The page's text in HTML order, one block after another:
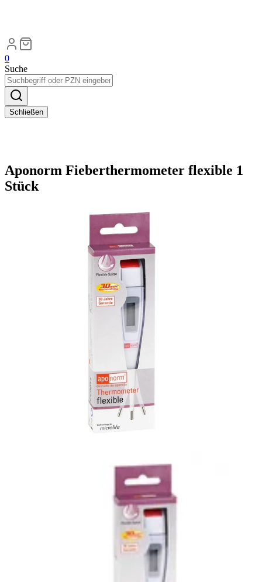
0
Suche
Schließen
Aponorm Fieberthermometer flexible 1
Stück